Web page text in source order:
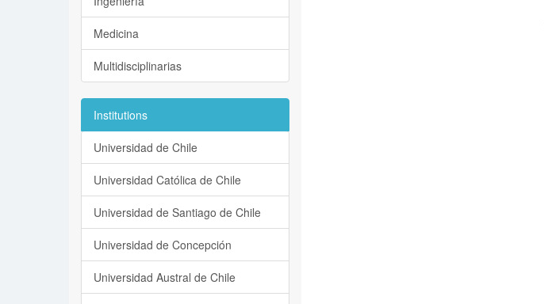
Medicina
Multidisciplinarias
Institutions
Universidad de Chile
Universidad Católica de Chile
Universidad de Santiago de Chile
Universidad de Concepción
Universidad Austral de Chile